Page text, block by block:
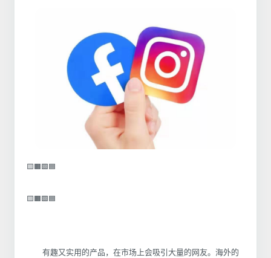
🟨🟧🟩🟦
🟨🟧🟩🟦
有趣又实用的产品，在市场上会吸引大量的网友。 海外的